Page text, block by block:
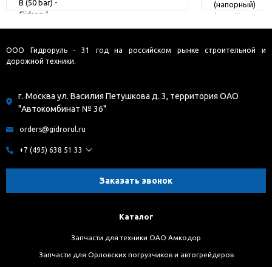
ООО Гидроруль - 31 год на российском рынке строительной и
дорожной техники.
г. Москва ул. Василия Петушкова д. 3, территория ОАО
"Автокомбинат № 36"
orders@gidrorul.ru
+7 (495) 638 51 33
Заказать звонок
Каталог
Запчасти для техники ОАО Амкодор
Запчасти для Орловских погрузчиков и автогрейдеров